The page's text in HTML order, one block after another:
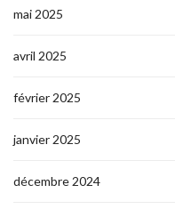
mai 2025
avril 2025
février 2025
janvier 2025
décembre 2024